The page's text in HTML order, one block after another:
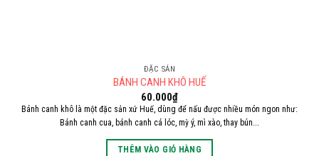
ĐẶC SẢN
BÁNH CANH KHÔ HUẾ
60.000₫
Bánh canh khô là một đặc sản xứ Huế, dùng để nấu được nhiều món ngon như:
Bánh canh cua, bánh canh cá lóc, mỳ ý, mì xào, thay bún...
THÊM VÀO GIỎ HÀNG